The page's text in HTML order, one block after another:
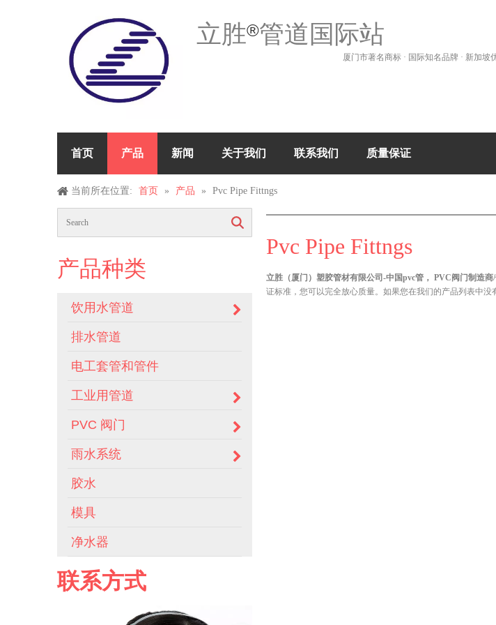
立胜®管道国际站
厦门市著名商标 · 国际知名品牌 · 新加坡
首页 产品 新闻 关于我们 联系我们 质量保证
当前所在位置: 首页 » 产品 » Pvc Pipe Fittngs
产品种类
饮用水管道
排水管道
电工套管和管件
工业用管道
PVC 阀门
雨水系统
胶水
模具
净水器
联系方式
Pvc Pipe Fittngs
立胜（厦门）塑胶管材有限公司-中国pvc管， PVC阀门制造商
证标准，您可以完全放心质量。如果您在我们的产品列表中没